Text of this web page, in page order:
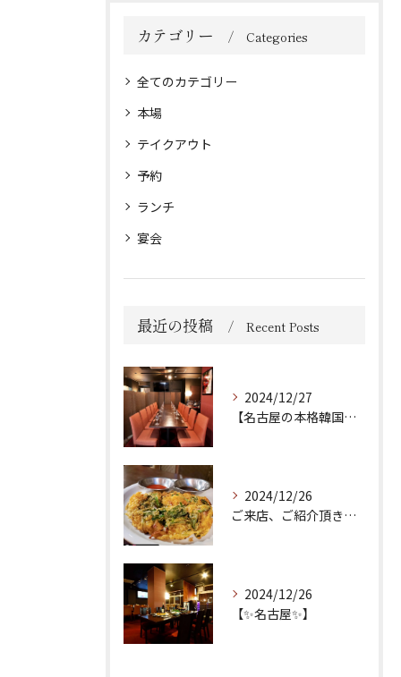
カテゴリー Categories
全てのカテゴリー
本場
テイクアウト
予約
ランチ
宴会
最近の投稿 Recent Posts
2024/12/27
【名古屋の本格韓国料理店🔥】
2024/12/26
ご来店、ご紹介頂き誠にありがとうございます！
2024/12/26
【✨名古屋✨】